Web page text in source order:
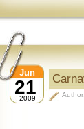
21
Jun
2009 Author: